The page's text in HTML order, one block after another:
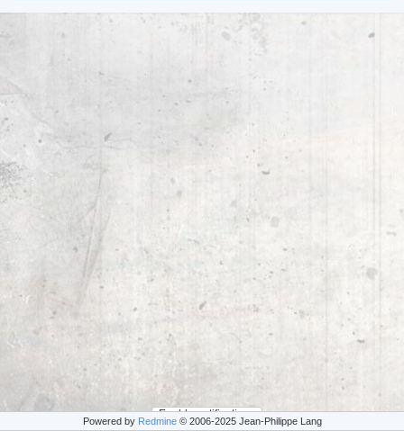
Enable notifications
Powered by Redmine© 2006-2025 Jean-Philippe Lang